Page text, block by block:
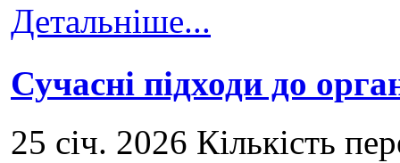
Детальніше...
Сучасні підходи до
25 січ. 2026 Кількість